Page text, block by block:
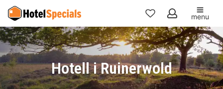
Mina
favoriter
menu
Hotell i Ruinerwold